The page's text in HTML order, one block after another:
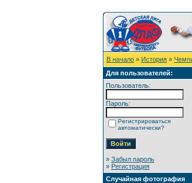
В начало » История »
Для пользователей:
Пользователь:
Пароль:
Регистрироваться
автоматически?
» Забыл пароль
» Регистрация
Случайная фотография